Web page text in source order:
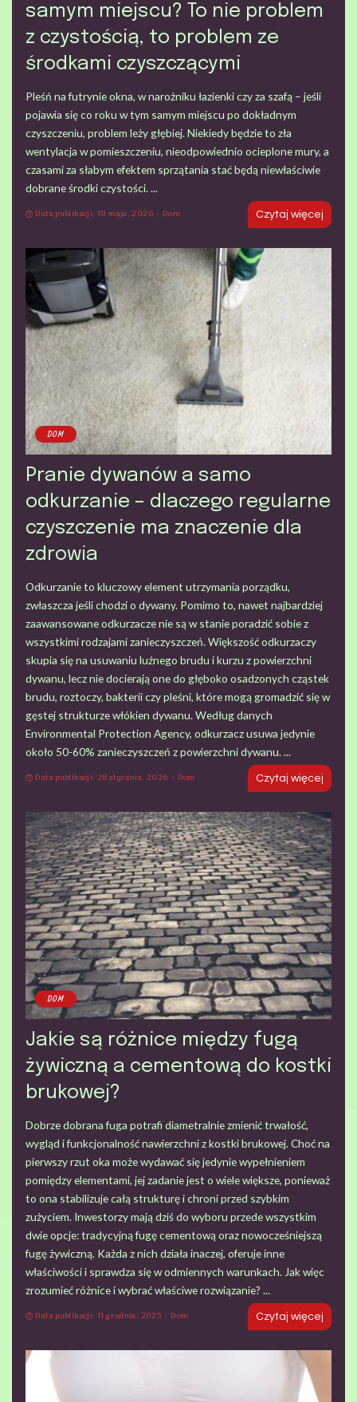
samym miejscu? To nie problem
z czystością, to problem ze
środkami czyszczącymi
Pleśń na futrynie okna, w narożniku łazienki czy za szafą – jeśli
pojawia się co roku w tym samym miejscu po dokładnym
czyszczeniu, problem leży głębiej. Niekiedy będzie to zła
wentylacja w pomieszczeniu, nieodpowiednio ocieplone mury, a
czasami za słabym efektem sprzątania stać będą niewłaściwie
dobrane środki czystości. ...
Data publikacji: 19 maja, 2026
Dom Czytaj więcej
DOM
Pranie dywanów a samo
odkurzanie – dlaczego regularne
czyszczenie ma znaczenie dla
zdrowia
Odkurzanie to kluczowy element utrzymania porządku,
zwłaszcza jeśli chodzi o dywany. Pomimo to, nawet najbardziej
zaawansowane odkurzacze nie są w stanie poradzić sobie z
wszystkimi rodzajami zanieczyszczeń. Większość odkurzaczy
skupia się na usuwaniu luźnego brudu i kurzu z powierzchni
dywanu, lecz nie docierają one do głęboko osadzonych cząstek
brudu, roztoczy, bakterii czy pleśni, które mogą gromadzić się w
gęstej strukturze włókien dywanu. Według danych
Environmental Protection Agency, odkurzacz usuwa jedynie
około 50-60% zanieczyszczeń z powierzchni dywanu. ...
Data publikacji: 28 stycznia, 2026
Dom Czytaj więcej
DOM
Jakie są różnice między fugą
żywiczną a cementową do kostki
brukowej?
Dobrze dobrana fuga potrafi diametralnie zmienić trwałość,
wygląd i funkcjonalność nawierzchni z kostki brukowej. Choć na
pierwszy rzut oka może wydawać się jedynie wypełnieniem
pomiędzy elementami, jej zadanie jest o wiele większe, ponieważ
to ona stabilizuje całą strukturę i chroni przed szybkim
zużyciem. Inwestorzy mają dziś do wyboru przede wszystkim
dwie opcje: tradycyjną fugę cementową oraz nowocześniejszą
fugę żywiczną. Każda z nich działa inaczej, oferuje inne
właściwości i sprawdza się w odmiennych warunkach. Jak więc
zrozumieć różnice i wybrać właściwe rozwiązanie? ...
Data publikacji: 11 grudnia, 2025
Dom Czytaj więcej